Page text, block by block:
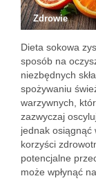
Zdrowie
Dieta sokowa
sposób na
niezbędnych
spożywaniu
warzywnych,
zazwyczaj
jednak osiągnąć
korzyści
potencjalne
może wpłynąć